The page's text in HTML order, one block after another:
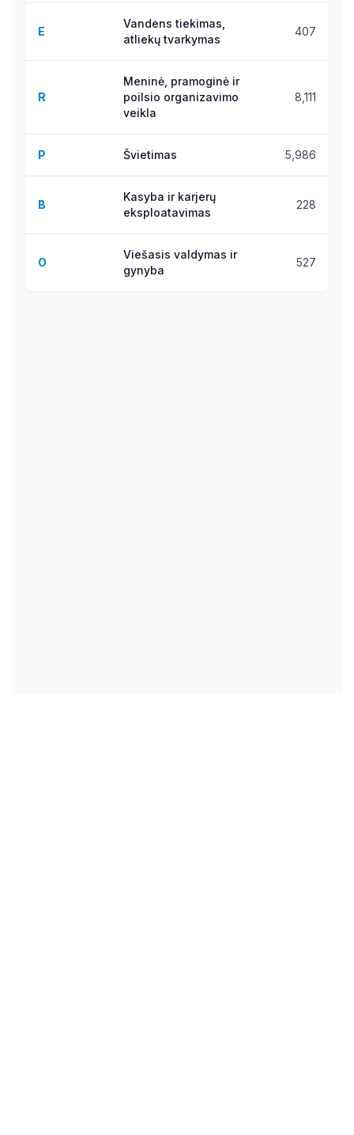
E
Vandens tiekimas,
atliekų tvarkymas
407
R
Meninė, pramoginė ir
poilsio organizavimo
veikla
8,111
P Švietimas 5,986
B
Kasyba ir karjerų
eksploatavimas
228
O
Viešasis valdymas ir
gynyba
527